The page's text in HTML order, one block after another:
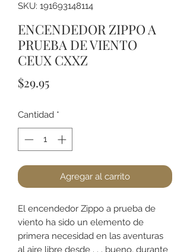
SKU: 191693148114
ENCENDEDOR ZIPPO A
PRUEBA DE VIENTO
CEUX CXXZ
$29.95Precio
Cantidad *
Agregar al carrito
El encendedor Zippo a prueba de
viento ha sido un elemento de
primera necesidad en las aventuras
al aire libre desde . . . bueno, durante